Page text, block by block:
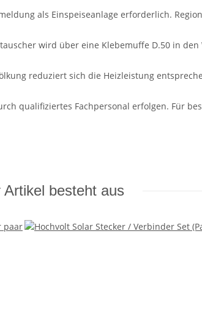
als Einspeiseanlage erforderlich.
wird über eine Klebemuffe D.50 in
reduziert sich die Heizleistung
qualifiziertes Fachpersonal erfolgen. Für
Artikel besteht aus